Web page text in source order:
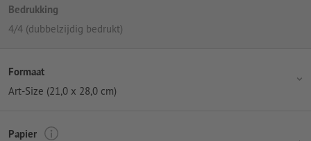
Bedrukking
4/4 (dubbelzijdig bedrukt)
Formaat
Art-Size (21,0 x 28,0 cm)
Papier